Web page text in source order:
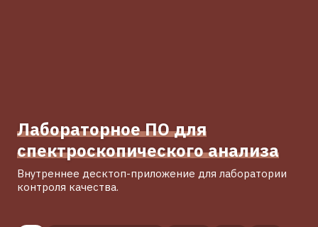
Лабораторное ПО для
спектроскопического анализа
Внутреннее десктоп-приложение для лаборатории
контроля качества.